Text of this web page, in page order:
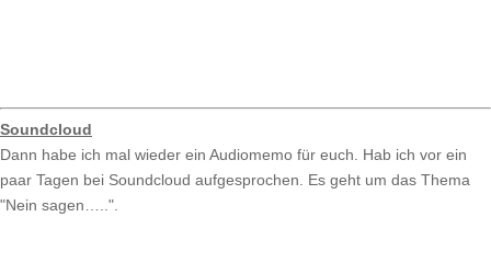
Soundcloud
Dann habe ich mal wieder ein Audiomemo für euch. Hab ich vor ein
paar Tagen bei Soundcloud aufgesprochen. Es geht um das Thema
"Nein sagen…..".